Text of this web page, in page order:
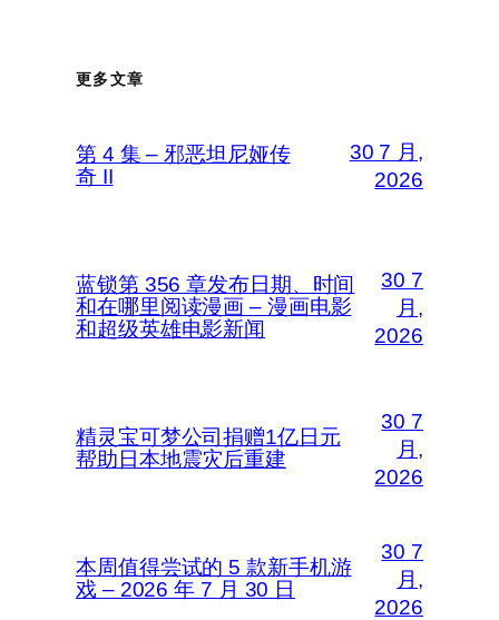
更多文章
第 4 集 – 邪恶坦尼娅传
奇 II
30 7 月,
2026
蓝锁第 356 章发布日期、时间
和在哪里阅读漫画 – 漫画电影
和超级英雄电影新闻
30 7
月,
2026
精灵宝可梦公司捐赠1亿日元
帮助日本地震灾后重建
30 7
月,
2026
本周值得尝试的 5 款新手机游
戏 – 2026 年 7 月 30 日
30 7
月,
2026